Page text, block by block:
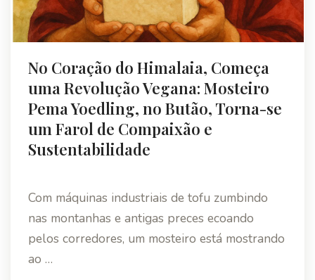
No Coração do Himalaia, Começa
uma Revolução Vegana: Mosteiro
Pema Yoedling, no Butão, Torna-se
um Farol de Compaixão e
Sustentabilidade
Com máquinas industriais de tofu zumbindo
nas montanhas e antigas preces ecoando
pelos corredores, um mosteiro está mostrando
ao …